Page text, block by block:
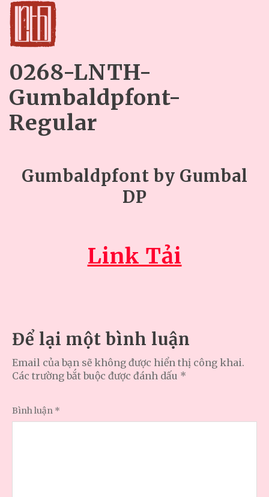
0268-LNTH-
Gumbaldpfont-
Regular
Gumbaldpfont by Gumbal
DP
Link Tải
Để lại một bình luận
Email của bạn sẽ không được hiển thị công khai.
Các trường bắt buộc được đánh dấu *
Bình luận *